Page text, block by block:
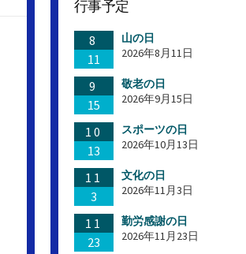
行事予定
8
11
山の日
2026年8月11日
9
15
敬老の日
2026年9月15日
10
13
スポーツの日
2026年10月13日
11
3
文化の日
2026年11月3日
11
23
勤労感謝の日
2026年11月23日